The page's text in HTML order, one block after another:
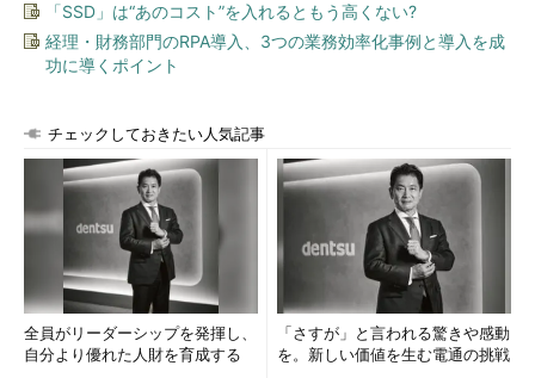
「SSD」は“あのコスト”を入れるともう高くない?
経理・財務部門のRPA導入、3つの業務効率化事例と導入を成
功に導くポイント
チェックしておきたい人気記事
全員がリーダーシップを発揮し、
自分より優れた人財を育成する
「さすが」と言われる驚きや感動
を。新しい価値を生む電通の挑戦